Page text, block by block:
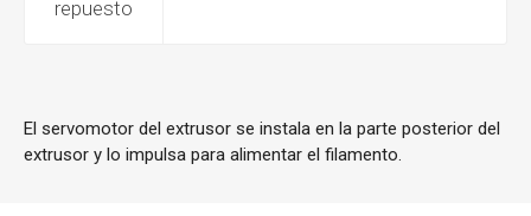
repuesto
El servomotor del extrusor se instala en la parte posterior del
extrusor y lo impulsa para alimentar el filamento.